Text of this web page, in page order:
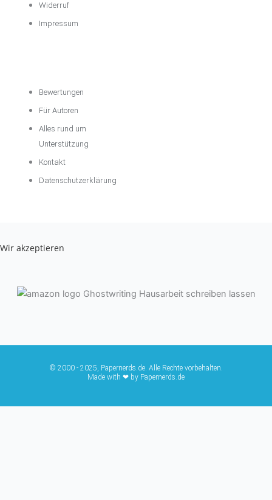
Widerruf
Impressum
Bewertungen
Für Autoren
Alles rund um
Unterstützung
Kontakt
Datenschutzerklärung
Wir akzeptieren
© 2000 - 2025, Papernerds.de. Alle Rechte vorbehalten.
Made with ❤ by Papernerds.de